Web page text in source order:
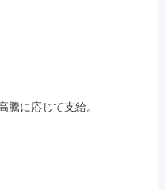
に応じて支給。